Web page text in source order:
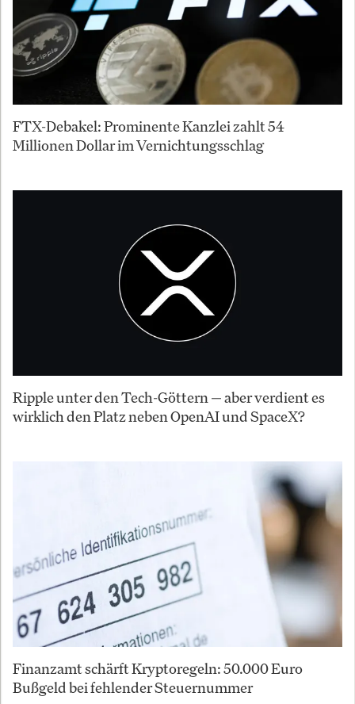
FTX-Debakel: Prominente Kanzlei zahlt 54
Millionen Dollar im Vernichtungsschlag
Ripple unter den Tech-Göttern — aber verdient es
wirklich den Platz neben OpenAI und SpaceX?
Finanzamt schärft Kryptoregeln: 50.000 Euro
Bußgeld bei fehlender Steuernummer